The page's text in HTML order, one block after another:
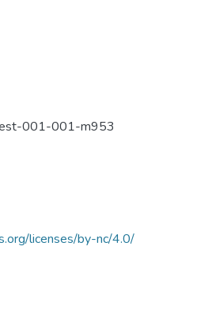
001-001-m953
licenses/by-nc/4.0/